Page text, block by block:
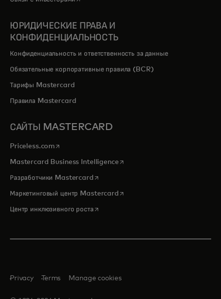
ЮРИДИЧЕСКИЕ ПРАВА И
КОНФИДЕНЦИАЛЬНОСТЬ
Конфиденциальность и ответственность за данные
Обязательные корпоративные правила (BCR)
Тарифы Mastercard
Правила Mastercard
САЙТЫ MASTERCARD
Priceless.com opens in a new tab
Mastercard Business Intelligenceopens in a new tab
Разработчики Mastercardopens in a new tab
Маркетинговый центр Mastercardopens in a new tab
Центр инклюзивного ростаopens in a new tab
Privacy Terms Manage cookies